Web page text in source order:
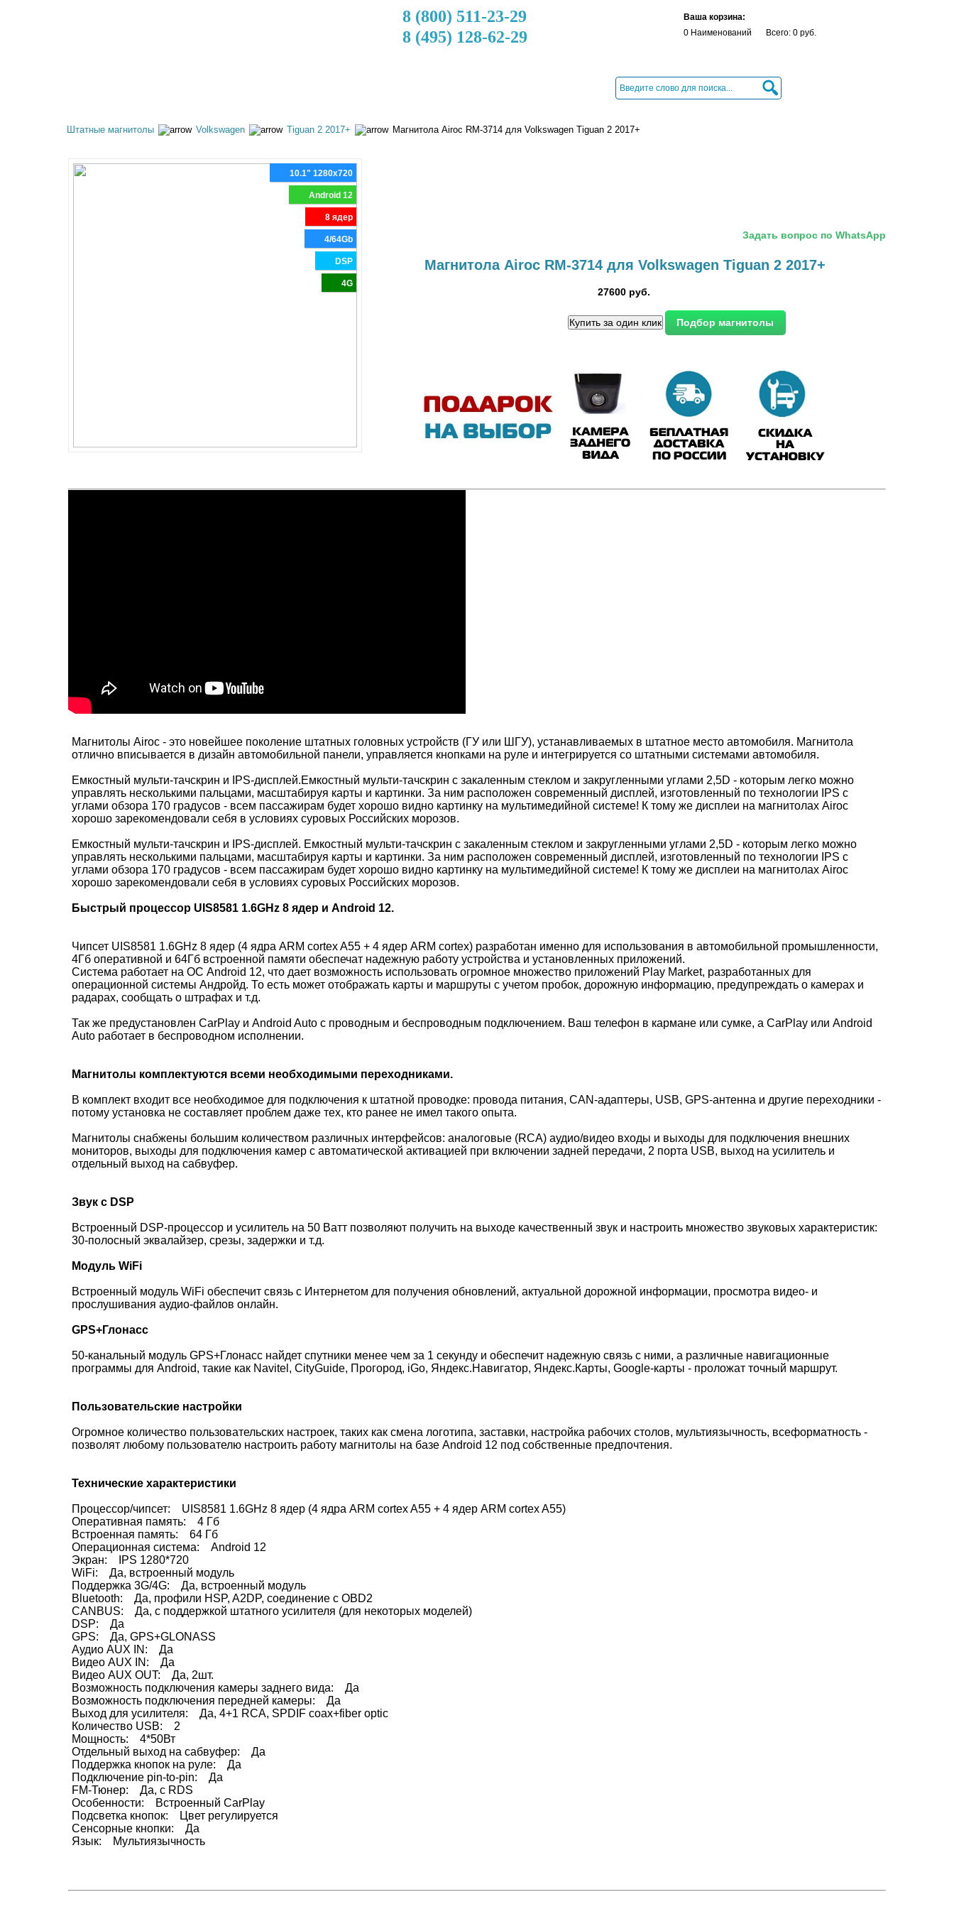
8 (800) 511-23-29
8 (495) 128-62-29
Ваша корзина:
0 Наименований
Всего: 0 руб.
Штатные магнитолы Volkswagen Tiguan 2 2017+ Магнитола Airoc RM-3714 для Volkswagen Tiguan 2 2017+
10.1" 1280x720
Android 12
8 ядер
4/64Gb
DSP
4G
Задать вопрос по WhatsApp
Магнитола Airoc RM-3714 для Volkswagen Tiguan 2 2017+
27600 руб.
Магнитолы Airoc - это новейшее поколение штатных головных устройств (ГУ или ШГУ), устанавливаемых в штатное место автомобиля. Магнитола
отлично вписывается в дизайн автомобильной панели, управляется кнопками на руле и интегрируется со штатными системами автомобиля.
Емкостный мульти-тачскрин и IPS-дисплей.Емкостный мульти-тачскрин с закаленным стеклом и закругленными углами 2,5D - которым легко можно
управлять несколькими пальцами, масштабируя карты и картинки. За ним расположен современный дисплей, изготовленный по технологии IPS с
углами обзора 170 градусов - всем пассажирам будет хорошо видно картинку на мультимедийной системе! К тому же дисплеи на магнитолах Airoc
хорошо зарекомендовали себя в условиях суровых Российских морозов.
Емкостный мульти-тачскрин и IPS-дисплей. Емкостный мульти-тачскрин с закаленным стеклом и закругленными углами 2,5D - которым легко можно
управлять несколькими пальцами, масштабируя карты и картинки. За ним расположен современный дисплей, изготовленный по технологии IPS с
углами обзора 170 градусов - всем пассажирам будет хорошо видно картинку на мультимедийной системе! К тому же дисплеи на магнитолах Airoc
хорошо зарекомендовали себя в условиях суровых Российских морозов.
Быстрый процессор UIS8581 1.6GHz 8 ядер и Android 12.
Чипсет UIS8581 1.6GHz 8 ядер (4 ядра ARM cortex A55 + 4 ядер ARM cortex) разработан именно для использования в автомобильной промышленности,
4Гб оперативной и 64Гб встроенной памяти обеспечат надежную работу устройства и установленных приложений.
Система работает на ОС Android 12, что дает возможность использовать огромное множество приложений Play Market, разработанных для
операционной системы Андройд. То есть может отображать карты и маршруты с учетом пробок, дорожную информацию, предупреждать о камерах и
радарах, сообщать о штрафах и т.д.
Так же предустановлен CarPlay и Android Auto с проводным и беспроводным подключением. Ваш телефон в кармане или сумке, а CarPlay или Android
Auto работает в беспроводном исполнении.
Магнитолы комплектуются всеми необходимыми переходниками.
В комплект входит все необходимое для подключения к штатной проводке: провода питания, CAN-адаптеры, USB, GPS-антенна и другие переходники -
потому установка не составляет проблем даже тех, кто ранее не имел такого опыта.
Магнитолы снабжены большим количеством различных интерфейсов: аналоговые (RCA) аудио/видео входы и выходы для подключения внешних
мониторов, выходы для подключения камер с автоматической активацией при включении задней передачи, 2 порта USB, выход на усилитель и
отдельный выход на сабвуфер.
Звук с DSP
Встроенный DSP-процессор и усилитель на 50 Ватт позволяют получить на выходе качественный звук и настроить множество звуковых характеристик:
30-полосный эквалайзер, срезы, задержки и т.д.
Модуль WiFi
Встроенный модуль WiFi обеспечит связь с Интернетом для получения обновлений, актуальной дорожной информации, просмотра видео- и
прослушивания аудио-файлов онлайн.
GPS+Глонасс
50-канальный модуль GPS+Глонасс найдет спутники менее чем за 1 секунду и обеспечит надежную связь с ними, а различные навигационные
программы для Android, такие как Navitel, CityGuide, Прогород, iGo, Яндекс.Навигатор, Яндекс.Карты, Google-карты - проложат точный маршрут.
Пользовательские настройки
Огромное количество пользовательских настроек, таких как смена логотипа, заставки, настройка рабочих столов, мультиязычность, всеформатность -
позволят любому пользователю настроить работу магнитолы на базе Android 12 под собственные предпочтения.
Технические характеристики
Процессор/чипсет: UIS8581 1.6GHz 8 ядер (4 ядра ARM cortex A55 + 4 ядер ARM cortex A55)
Оперативная память: 4 Гб
Встроенная память: 64 Гб
Операционная система: Android 12
Экран: IPS 1280*720
WiFi: Да, встроенный модуль
Поддержка 3G/4G: Да, встроенный модуль
Bluetooth: Да, профили HSP, A2DP, соединение с OBD2
CANBUS: Да, с поддержкой штатного усилителя (для некоторых моделей)
DSP: Да
GPS: Да, GPS+GLONASS
Аудио AUX IN: Да
Видео AUX IN: Да
Видео AUX OUT: Да, 2шт.
Возможность подключения камеры заднего вида: Да
Возможность подключения передней камеры: Да
Выход для усилителя: Да, 4+1 RCA, SPDIF coax+fiber optic
Количество USB: 2
Мощность: 4*50Вт
Отдельный выход на сабвуфер: Да
Поддержка кнопок на руле: Да
Подключение pin-to-pin: Да
FM-Тюнер: Да, с RDS
Особенности: Встроенный CarPlay
Подсветка кнопок: Цвет регулируется
Сенсорные кнопки: Да
Язык: Мультиязычность